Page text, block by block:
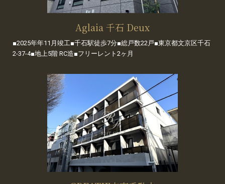
Aglaia 千石 Deux
■2025年年11月竣工■千石駅徒歩7分■総戸数22戸■東京都文京区千石
2-37-4■地上5階 RC造■フリーレント2ヶ月